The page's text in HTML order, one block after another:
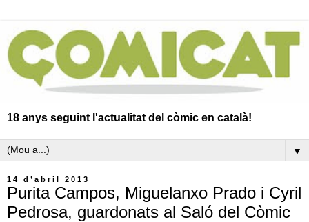
18 anys seguint l'actualitat del còmic en català!
▼
14 d’abril 2013
Purita Campos, Miguelanxo Prado i Cyril
Pedrosa, guardonats al Saló del Còmic